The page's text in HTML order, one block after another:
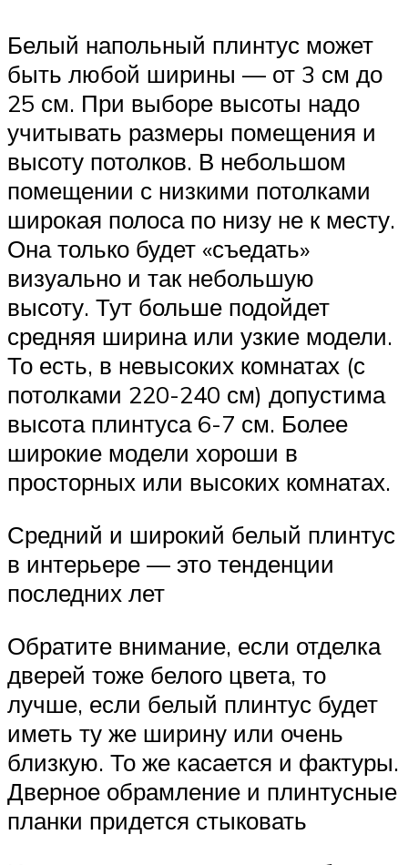
Белый напольный плинтус может
быть любой ширины — от 3 см до
25 см. При выборе высоты надо
учитывать размеры помещения и
высоту потолков. В небольшом
помещении с низкими потолками
широкая полоса по низу не к месту.
Она только будет «съедать»
визуально и так небольшую
высоту. Тут больше подойдет
средняя ширина или узкие модели.
То есть, в невысоких комнатах (с
потолками 220-240 см) допустима
высота плинтуса 6-7 см. Более
широкие модели хороши в
просторных или высоких комнатах.
Средний и широкий белый плинтус
в интерьере — это тенденции
последних лет
Обратите внимание, если отделка
дверей тоже белого цвета, то
лучше, если белый плинтус будет
иметь ту же ширину или очень
близкую. То же касается и фактуры.
Дверное обрамление и плинтусные
планки придется стыковать